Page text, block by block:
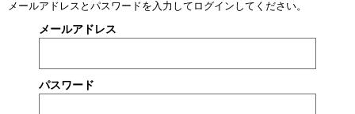
メールアドレスとパスワードを入力してログインしてください。
メールアドレス
パスワード